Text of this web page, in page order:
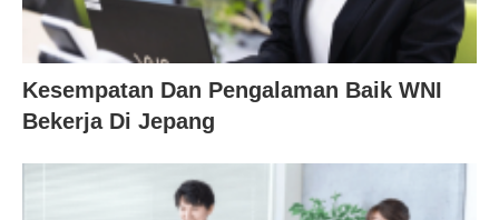
Kesempatan Dan Pengalaman Baik WNI
Bekerja Di Jepang